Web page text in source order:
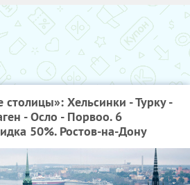
столицы»: Хельсинки - Турку -
- Осло - Порвоо. 6
50%. Ростов-на-Дону